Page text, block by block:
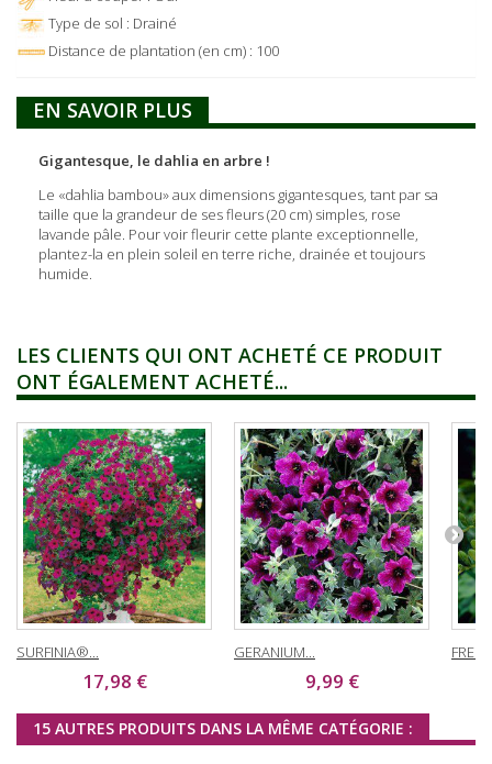
Type de sol : Drainé
Distance de plantation (en cm) : 100
EN SAVOIR PLUS
Gigantesque, le dahlia en arbre !
Le «dahlia bambou» aux dimensions gigantesques, tant par sa
taille que la grandeur de ses fleurs (20 cm) simples, rose
lavande pâle. Pour voir fleurir cette plante exceptionnelle,
plantez-la en plein soleil en terre riche, drainée et toujours
humide.
LES CLIENTS QUI ONT ACHETÉ CE PRODUIT
ONT ÉGALEMENT ACHETÉ...
SURFINIA®...
17,98 €
GERANIUM...
9,99 €
15 AUTRES PRODUITS DANS LA MÊME CATÉGORIE :